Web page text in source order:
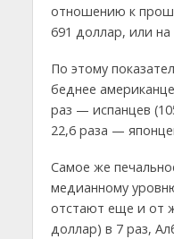
отношению к
691 доллар, или на
По этому
беднее
раз — испанцев
22,6 раза —
Самое же
медианному
отстают еще и от
доллар) в 7 раз,